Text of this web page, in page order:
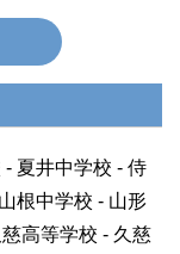
夏井中学校 - 侍
根中学校 - 山形
高等学校 - 久慈